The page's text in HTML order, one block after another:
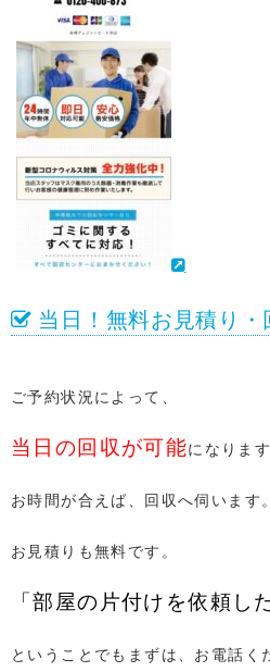
当日！無料お見積り・
ご予約状況によって、
当日の回収が可能になります
お時間が合えば、回収へ伺います。
お見積りも無料です。
「部屋の片付けを依頼し
ということでもまずは、お電話く